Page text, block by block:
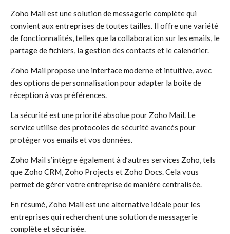
Zoho Mail est une solution de messagerie complète qui
convient aux entreprises de toutes tailles. Il offre une variété
de fonctionnalités, telles que la collaboration sur les emails, le
partage de fichiers, la gestion des contacts et le calendrier.
Zoho Mail propose une interface moderne et intuitive, avec
des options de personnalisation pour adapter la boîte de
réception à vos préférences.
La sécurité est une priorité absolue pour Zoho Mail. Le
service utilise des protocoles de sécurité avancés pour
protéger vos emails et vos données.
Zoho Mail s’intègre également à d’autres services Zoho, tels
que Zoho CRM, Zoho Projects et Zoho Docs. Cela vous
permet de gérer votre entreprise de manière centralisée.
En résumé, Zoho Mail est une alternative idéale pour les
entreprises qui recherchent une solution de messagerie
complète et sécurisée.